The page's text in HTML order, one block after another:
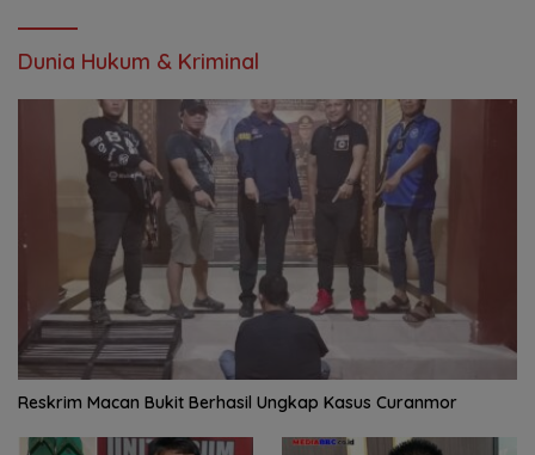
Dunia Hukum & Kriminal
Reskrim Macan Bukit Berhasil Ungkap Kasus Curanmor